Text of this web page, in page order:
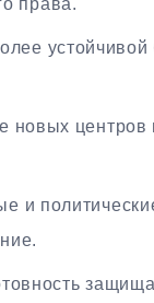
права.
устойчивой
новых центров
и